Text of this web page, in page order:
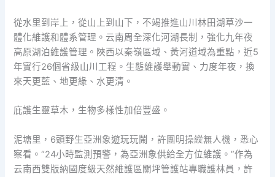
從水里到岸上，從山上到山下，不竭推進山川林田湖草沙一
體化維護和體系管理。云南周全深化河湖長制，強化九年夜
高原湖泊維護管理。陜西以秦嶺區域、黃河道域為重點，近5
年實行26個省級山川工程。生態維護舉動實、力度年夜，換
來天更藍、地更綠、水更清。
庇護生靈草木，生物多樣性加倍豐盛。
泥塘里，6頭野生亞洲象遊玩玩鬧，許團明操縱無人機，悉心
察看。“24小時監測預警，為亞洲象供給全方位維護。”作為
云南西雙版納國度級天然維護區關坪管護站專職護林員，許